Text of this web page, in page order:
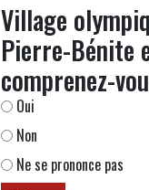
Village
Pierre-Bénite
comprenez-
Oui
Non
Ne se prononce pas